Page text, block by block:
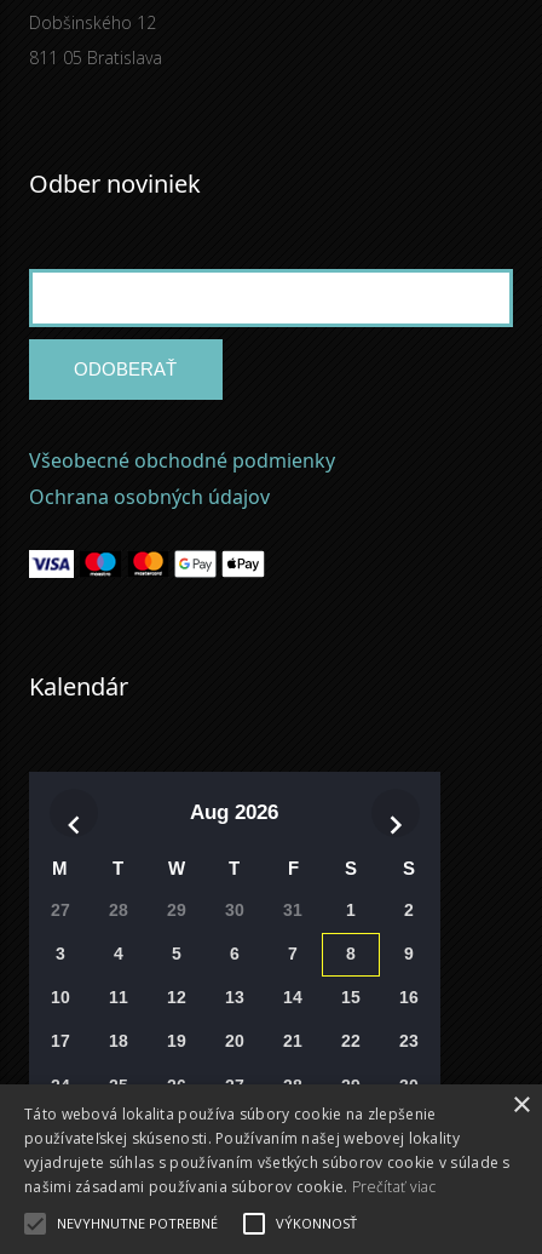
Dobšinského 12
811 05 Bratislava
Odber noviniek
ODOBERAŤ
Všeobecné obchodné podmienky
Ochrana osobných údajov
Kalendár
Aug 2026
M T W T F S S
27 28 29 30 31 1 2
3 4 5 6 7 8 9
10 11 12 13 14 15 16
17 18 19 20 21 22 23
24 25 26 27 28 29 30
31 6
Vyberte si deň
×
Táto webová lokalita používa súbory cookie na zlepšenie
používateľskej skúsenosti. Používaním našej webovej lokality
vyjadrujete súhlas s používaním všetkých súborov cookie v súlade s
našimi zásadami používania súborov cookie. Prečítať viac
NEVYHNUTNE POTREBNÉ VÝKONNOSŤ